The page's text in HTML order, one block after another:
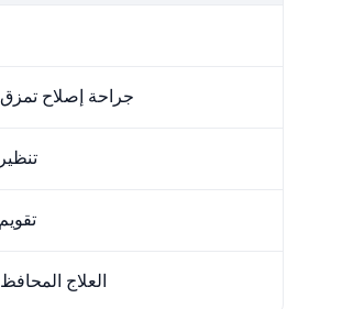
جراحة إصلاح تمزق
العلاج